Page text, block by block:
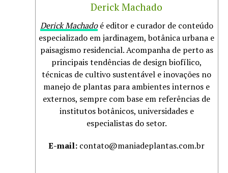
Derick Machado
Derick Machadoé editor e curador de conteúdo
especializado em jardinagem, botânica urbana e
paisagismo residencial. Acompanha de perto as
principais tendências de design biofílico,
técnicas de cultivo sustentável e inovações no
manejo de plantas para ambientes internos e
externos, sempre com base em referências de
institutos botânicos, universidades e
especialistas do setor.
E-mail: contato@maniadeplantas.com.br